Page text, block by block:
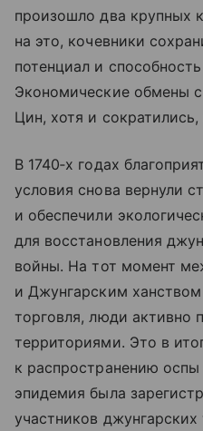
произошло два крупных
на это, кочевники
потенциал и
Экономические обмены
Цин, хотя и
В 1740‑х годах
условия снова вернули
и обеспечили
для восстановления
войны. На тот момент
и Джунгарским ханством
торговля, люди активно
территориями. Это в
к распространению
эпидемия была
участников